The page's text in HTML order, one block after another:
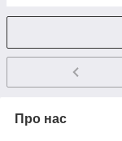
Про нас